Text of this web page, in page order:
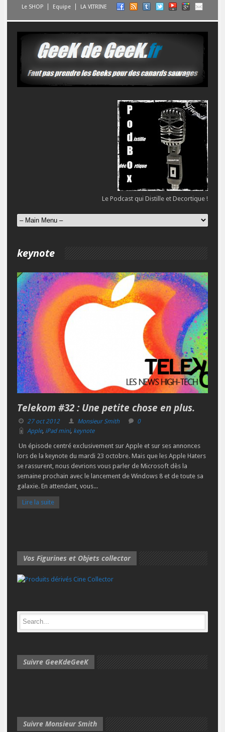
Le SHOP Equipe LA VITRINE
Le Podcast qui Distille et Decortique !
keynote
Telekom #32 : Une petite chose en plus.
27 oct 2012 Monsieur Smith
0
Apple, iPad mini, keynote
Un épisode centré exclusivement sur Apple et sur ses annonces
lors de la keynote du mardi 23 octobre. Mais que les Apple Haters
se rassurent, nous devrions vous parler de Microsoft dès la
semaine prochain avec le lancement de Windows 8 et de toute sa
galaxie. En attendant, vous...
Lire la suite
Vos Figurines et Objets collector
Suivre GeeKdeGeeK
Suivre Monsieur Smith